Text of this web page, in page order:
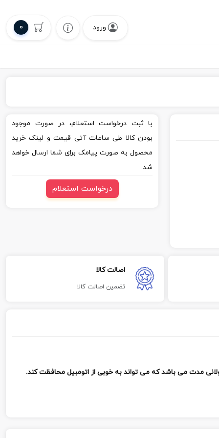
ورود 0
با ثبت درخواست استعلام، در صورت موجود
بودن کالا طی ساعات آتی قیمت و لینک خرید
محصول به صورت پیامک برای شما ارسال خواهد
شد.
درخواست استعلام
اصالت کالا
تضمین اصالت کالا
مدت می باشد که می تواند به خوبی از اتومبیل محافظت کند.